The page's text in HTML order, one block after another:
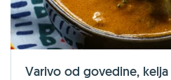
Varivo od govedine,